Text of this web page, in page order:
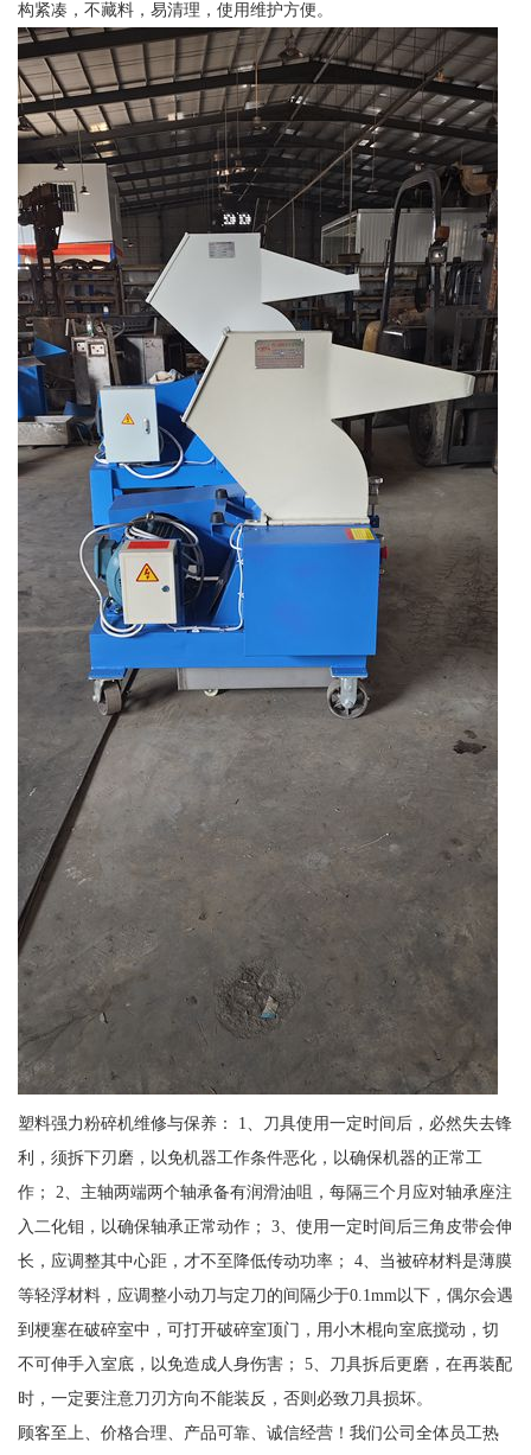
构紧凑，不藏料，易清理，使用维护方便。
塑料强力粉碎机维修与保养： 1、刀具使用一定时间后，必然失去锋
利，须拆下刃磨，以免机器工作条件恶化，以确保机器的正常工
作； 2、主轴两端两个轴承备有润滑油咀，每隔三个月应对轴承座注
入二化钼，以确保轴承正常动作； 3、使用一定时间后三角皮带会伸
长，应调整其中心距，才不至降低传动功率； 4、当被碎材料是薄膜
等轻浮材料，应调整小动刀与定刀的间隔少于0.1mm以下，偶尔会遇
到梗塞在破碎室中，可打开破碎室顶门，用小木棍向室底搅动，切
不可伸手入室底，以免造成人身伤害； 5、刀具拆后更磨，在再装配
时，一定要注意刀刃方向不能装反，否则必致刀具损坏。
顾客至上、价格合理、产品可靠、诚信经营！我们公司全体员工热